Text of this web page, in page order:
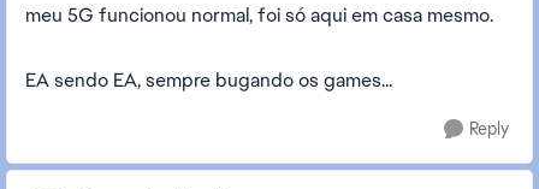
meu 5G funcionou normal, foi só aqui em casa mesmo.
EA sendo EA, sempre bugando os games...
Reply